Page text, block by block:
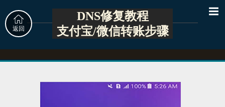
DNS修复教程
支付宝/微信转账步骤
返回